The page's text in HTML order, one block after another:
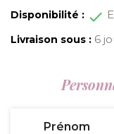
Disponibilité :
Livraison sous : 6
Prénom